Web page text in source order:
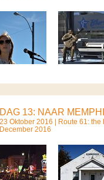
DAG 13: NAAR
23 Oktober 2016 | Route 61: the
December 2016